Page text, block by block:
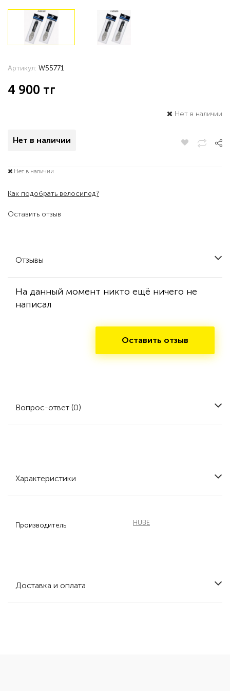
Оставить отзыв
Артикул: W55771
4 900 тг
Нет в наличии
Нет в наличии
Нет в наличии
Как подобрать велосипед?
Отзывы
На данный момент никто ещё ничего не
написал
Оставить отзыв
Вопрос-ответ (0)
Характеристики
Производитель HUBE
Доставка и оплата